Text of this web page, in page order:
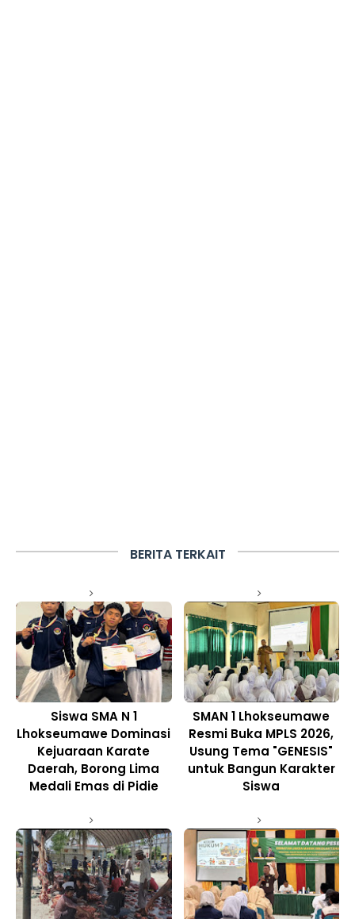
BERITA TERKAIT
Siswa SMA N 1
Lhokseumawe Dominasi
Kejuaraan Karate
Daerah, Borong Lima
Medali Emas di Pidie
SMAN 1 Lhokseumawe
Resmi Buka MPLS 2026,
Usung Tema "GENESIS"
untuk Bangun Karakter
Siswa